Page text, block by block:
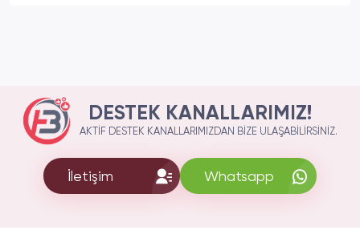
DESTEK KANALLARIMIZ!
AKTIF DESTEK KANALLARIMIZDAN BIZE ULAŞABILIRSINIZ.
İletişim Whatsapp